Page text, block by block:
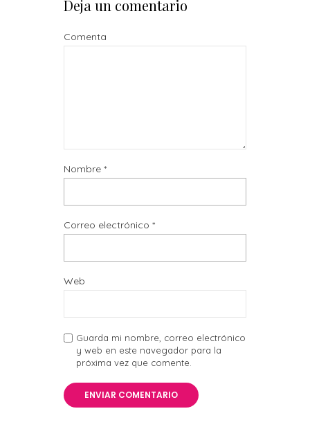
Deja un comentario
Comenta
Nombre *
Correo electrónico *
Web
Guarda mi nombre, correo electrónico
y web en este navegador para la
próxima vez que comente.